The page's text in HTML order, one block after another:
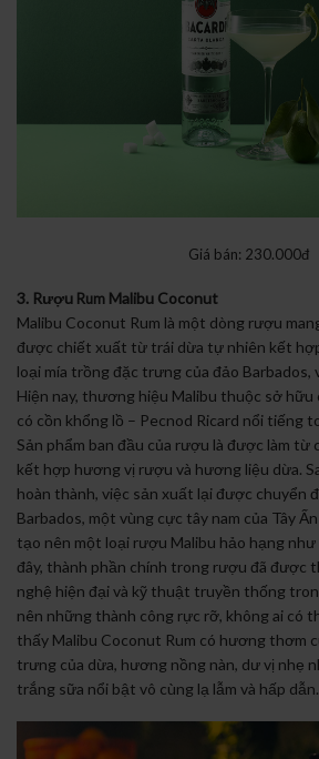
Giá bán: 230.000đ
3. Rượu Rum Malibu Coconut
Malibu Coconut Rum là một dòng rượu
được chiết xuất từ trái dừa tự nhiên kết
loại mía trồng đặc trưng của đảo Barbados,
Hiện nay, thương hiệu Malibu thuộc sở hữu
có cồn khổng lồ – Pecnod Ricard nổi tiếng
Sản phẩm ban đầu của rượu là được làm từ
kết hợp hương vị rượu và hương liệu dừa.
hoàn thành, việc sản xuất lại được chuyển
Barbados, một vùng cực tây nam của Tây
tạo nên một loại rượu Malibu hảo hạng như
đây, thành phần chính trong rượu đã được
nghệ hiện đại và kỹ thuật truyền thống
nên những thành công rực rỡ, không ai có
thấy Malibu Coconut Rum có hương thơm
trưng của dừa, hương nồng nàn, dư vị nhẹ
trắng sữa nổi bật vô cùng lạ lẫm và hấp dẫn.